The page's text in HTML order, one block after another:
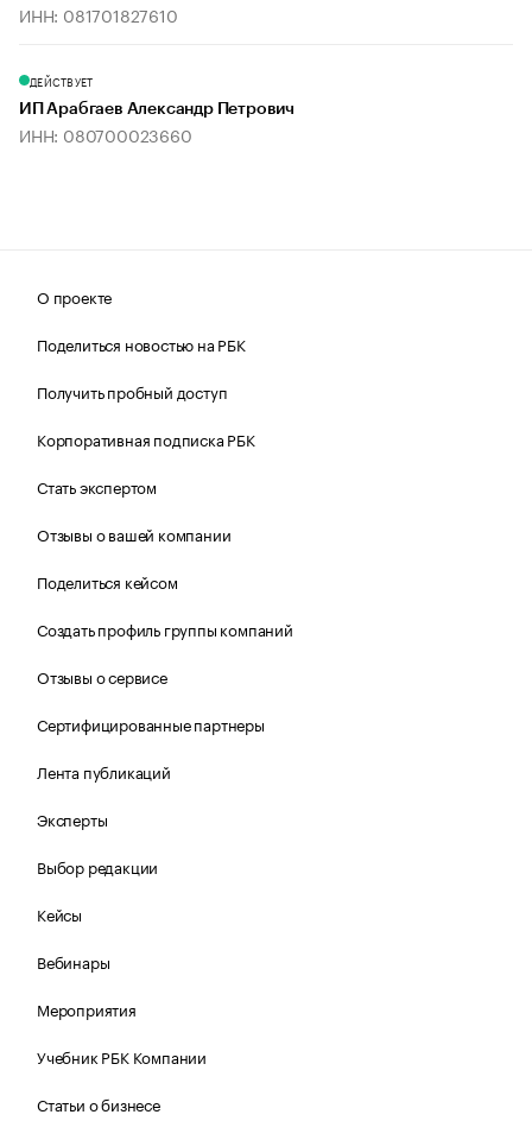
ИНН: 081701827610
ДЕЙСТВУЕТ
ИП Арабгаев Александр Петрович
ИНН: 080700023660
О проекте
Поделиться новостью на РБК
Получить пробный доступ
Корпоративная подписка РБК
Стать экспертом
Отзывы о вашей компании
Поделиться кейсом
Создать профиль группы компаний
Отзывы о сервисе
Сертифицированные партнеры
Лента публикаций
Эксперты
Выбор редакции
Кейсы
Вебинары
Мероприятия
Учебник РБК Компании
Статьи о бизнесе